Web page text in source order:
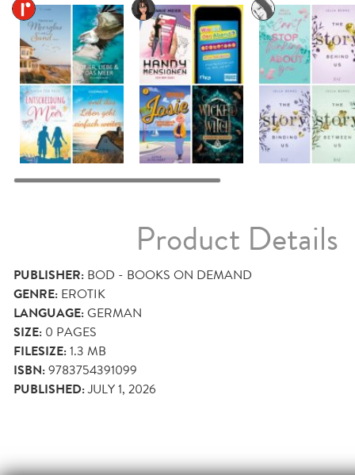
Product Details
PUBLISHER: BOD - BOOKS ON DEMAND
GENRE: EROTIK
LANGUAGE:GERMAN
SIZE: 0 PAGES
FILESIZE:1.3 MB
ISBN:9783754391099
PUBLISHED:JULY 1, 2026